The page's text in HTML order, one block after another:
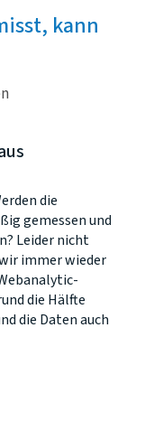
kann
die
gemessen und
Leider nicht
immer wieder
die Hälfte
die Daten auch